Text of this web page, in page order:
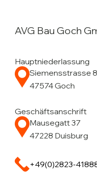
AVG Bau Goch
Hauptniederlassung
Siemensstrasse
47574 Goch
Geschäftsanschrift
Mausegatt 37
47228 Duisburg
+49(0)2823-